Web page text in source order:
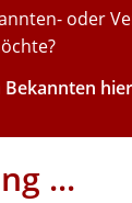
oder
...